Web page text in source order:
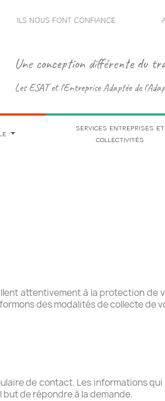
ILS NOUS FONT CONFIANCE
Une conception différente du
Les ESAT et l'Entreprise Adaptée de
SERVICES ENTREPRISES ET
COLLECTIVITÉS
attentivement à la protection
des modalités de collecte
de contact. Les informations
de répondre à la demande.